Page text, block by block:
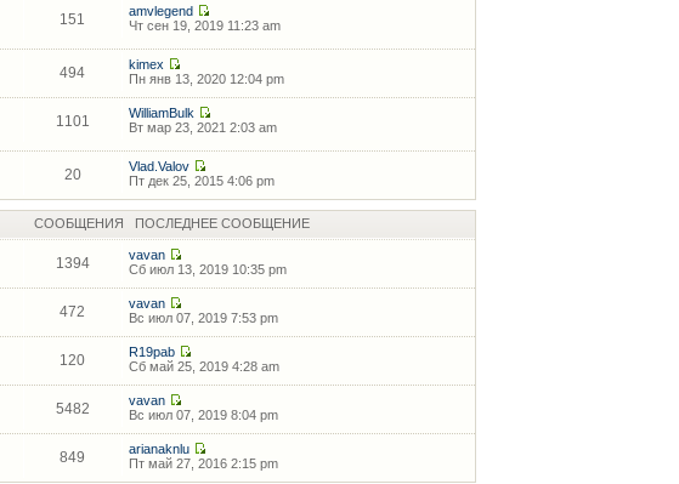
151
amvlegend
Чт сен 19, 2019 11:23 am
494
kimex
Пн янв 13, 2020 12:04 pm
1101
WilliamBulk
Вт мар 23, 2021 2:03 am
20
Vlad.Valov
Пт дек 25, 2015 4:06 pm
СООБЩЕНИЯ ПОСЛЕДНЕЕ СООБЩЕНИЕ
1394
vavan
Сб июл 13, 2019 10:35 pm
472
vavan
Вс июл 07, 2019 7:53 pm
120
R19pab
Сб май 25, 2019 4:28 am
5482
vavan
Вс июл 07, 2019 8:04 pm
849
arianaknlu
Пт май 27, 2016 2:15 pm